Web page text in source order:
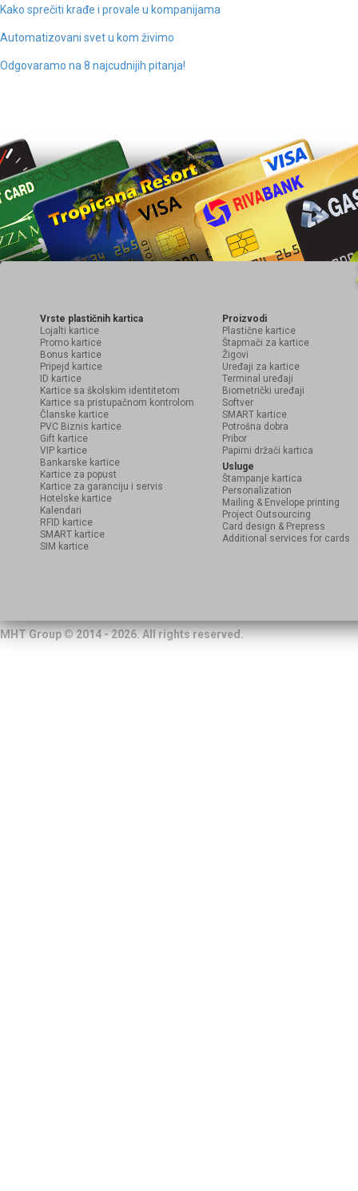
Kako sprečiti krađe i provale u kompanijama
Automatizovani svet u kom živimo
Odgovaramo na 8 najcudnijih pitanja!
Vrste plastičnih kartica
Lojalti kartice
Promo kartice
Bonus kartice
Pripejd kartice
ID kartice
Kartice sa školskim identitetom
Kartice sa pristupačnom kontrolom
Članske kartice
PVC Biznis kartice
Gift kartice
VIP kartice
Bankarske kartice
Kartice za popust
Kartice za garanciju i servis
Hotelske kartice
Kalendari
RFID kartice
SMART kartice
SIM kartice
Proizvodi
Plastične kartice
Štapmači za kartice
Žigovi
Uređaji za kartice
Terminal uređaji
Biometrički uređaji
Softver
SMART kartice
Potrošna dobra
Pribor
Papirni držači kartica
Usluge
Štampanje kartica
Personalization
Mailing & Envelope printing
Project Outsourcing
Card design & Prepress
Additional services for cards
MHT Group © 2014 - 2026. All rights reserved.